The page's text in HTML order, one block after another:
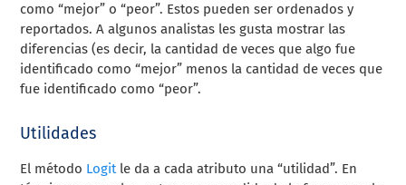
como “mejor” o “peor”. Estos pueden ser ordenados y
reportados. A algunos analistas les gusta mostrar las
diferencias (es decir, la cantidad de veces que algo fue
identificado como “mejor” menos la cantidad de veces que
fue identificado como “peor”.
Utilidades
El método Logitle da a cada atributo una “utilidad”. En